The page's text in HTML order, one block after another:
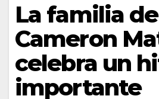
La familia de
Cameron
celebra un
importante